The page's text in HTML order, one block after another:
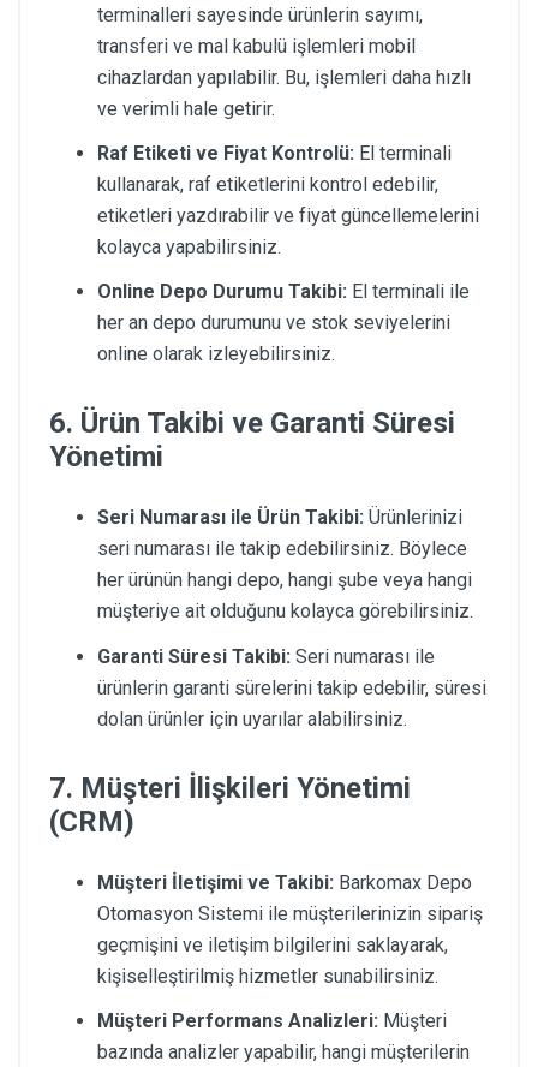
terminalleri sayesinde ürünlerin sayımı,
transferi ve mal kabulü işlemleri mobil
cihazlardan yapılabilir. Bu, işlemleri daha hızlı
ve verimli hale getirir.
Raf Etiketi ve Fiyat Kontrolü: El terminali
kullanarak, raf etiketlerini kontrol edebilir,
etiketleri yazdırabilir ve fiyat güncellemelerini
kolayca yapabilirsiniz.
Online Depo Durumu Takibi: El terminali ile
her an depo durumunu ve stok seviyelerini
online olarak izleyebilirsiniz.
6. Ürün Takibi ve Garanti Süresi
Yönetimi
Seri Numarası ile Ürün Takibi: Ürünlerinizi
seri numarası ile takip edebilirsiniz. Böylece
her ürünün hangi depo, hangi şube veya hangi
müşteriye ait olduğunu kolayca görebilirsiniz.
Garanti Süresi Takibi: Seri numarası ile
ürünlerin garanti sürelerini takip edebilir, süresi
dolan ürünler için uyarılar alabilirsiniz.
7. Müşteri İlişkileri Yönetimi
(CRM)
Müşteri İletişimi ve Takibi: Barkomax Depo
Otomasyon Sistemi ile müşterilerinizin sipariş
geçmişini ve iletişim bilgilerini saklayarak,
kişiselleştirilmiş hizmetler sunabilirsiniz.
Müşteri Performans Analizleri: Müşteri
bazında analizler yapabilir, hangi müşterilerin